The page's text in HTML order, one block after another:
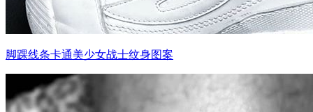
脚踝线条卡通美少女战士纹身图案